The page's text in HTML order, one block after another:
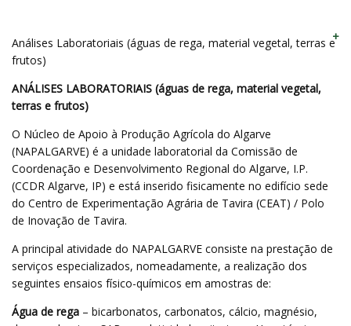
Análises Laboratoriais (águas de rega, material vegetal, terras e
frutos)
ANÁLISES LABORATORIAIS (águas de rega, material vegetal,
terras e frutos)
O Núcleo de Apoio à Produção Agrícola do Algarve
(NAPALGARVE) é a unidade laboratorial da Comissão de
Coordenação e Desenvolvimento Regional do Algarve, I.P.
(CCDR Algarve, IP) e está inserido fisicamente no edifício sede
do Centro de Experimentação Agrária de Tavira (CEAT) / Polo
de Inovação de Tavira.
A principal atividade do NAPALGARVE consiste na prestação de
serviços especializados, nomeadamente, a realização dos
seguintes ensaios físico-químicos em amostras de:
Água de rega – bicarbonatos, carbonatos, cálcio, magnésio,